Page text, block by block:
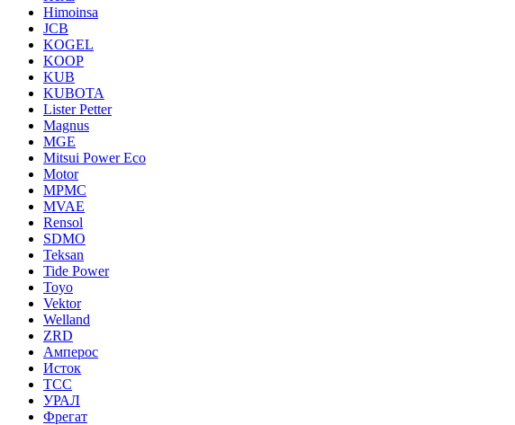
Himoinsa
JCB
KOGEL
KOOP
KUB
KUBOTA
Lister Petter
Magnus
MGE
Mitsui Power Eco
Motor
MPMC
MVAE
Rensol
SDMO
Teksan
Tide Power
Toyo
Vektor
Welland
ZRD
Амперос
Исток
ТСС
УРАЛ
Фрегат